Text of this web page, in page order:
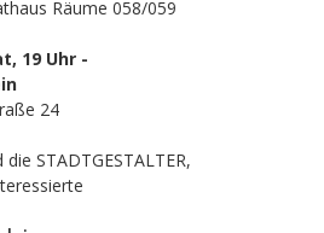
Räume 058/059
19 Uhr -
24
STADTGESTALTER,